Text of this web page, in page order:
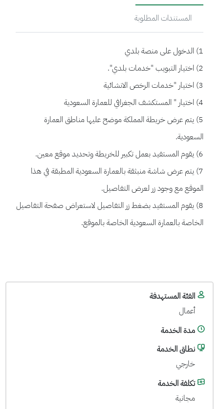
المستندات المطلوبة
1) الدخول على منصة بلدي
2) اختيار التبويب "خدمات بلدي".
3) اختيار "خدمات الرخص الانشائية
4) اختيار " المستكشف الجغرافي للعمارة السعودية
5) يتم عرض خريطة المملكة موضح عليها مناطق العمارة
السعودية.
6) يقوم المستفيد بعمل تكبير للخريطة وتحديد موقع معين.
7) يتم عرض شاشة منبثقة بالعمارة السعودية المطبقة في هذا
الموقع مع وجود زر لعرض التفاصيل.
8) يقوم المستفيد بضغط زر التفاصيل لاستعراض صفحة التفاصيل
الخاصة بالعمارة السعودية الخاصة بالموقع.
الفئة المستهدفة
أعمال
مدة الخدمة
نطاق الخدمة
خارجي
تكلفة الخدمة
مجانية